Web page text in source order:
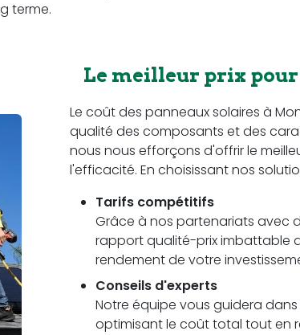
terme.
Le meilleur prix pour
Le coût des panneaux solaires à
qualité des composants et des
nous nous efforçons d'offrir le
l'efficacité. En choisissant nos
Tarifs compétitifs
Grâce à nos partenariats avec
rapport qualité-prix imbattable
rendement de votre
Conseils d'experts
Notre équipe vous guidera
optimisant le coût total tout en